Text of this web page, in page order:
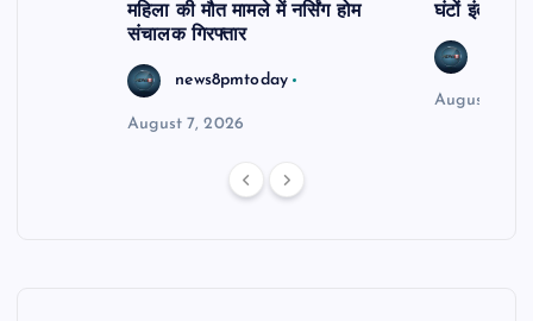
महिला की मौत मामले में नर्सिंग होम
संचालक गिरफ्तार
news8pmtoday
August 7, 2026
घंटों इंतजार
August 6,